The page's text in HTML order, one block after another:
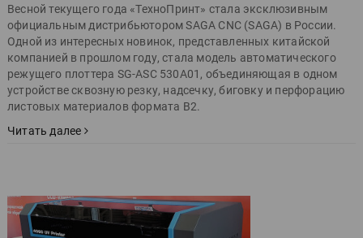
Весной текущего года «ТехноПринт» стала эксклюзивным
официальным дистрибьютором SAGA CNC (SAGA) в России.
Одной из интересных новинок, представленных китайской
компанией в прошлом году, стала модель автоматического
режущего плоттера SG-ASC 530A01, объединяющая в одном
устройстве сквозную резку, надсечку, биговку и перфорацию
листовых материалов формата В2.
Читать далее